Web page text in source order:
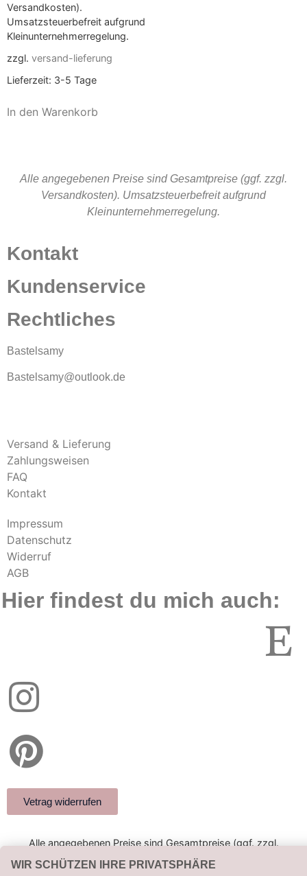
Versandkosten).
Umsatzsteuerbefreit aufgrund
Kleinunternehmerregelung.
zzgl. versand-lieferung
Lieferzeit: 3-5 Tage
In den Warenkorb
Alle angegebenen Preise sind Gesamtpreise (ggf. zzgl.
Versandkosten). Umsatzsteuerbefreit aufgrund
Kleinunternehmerregelung.
Kontakt
Kundenservice
Rechtliches
Bastelsamy
Bastelsamy@outlook.de
Versand & Lieferung
Zahlungsweisen
FAQ
Kontakt
Impressum
Datenschutz
Widerruf
AGB
Hier findest du mich auch:
Vetrag widerrufen
Alle angegebenen Preise sind Gesamtpreise (ggf. zzgl.
Versandkosten). Umsatzsteuerbefreit aufgrund
Kleinunternehmerregelung.